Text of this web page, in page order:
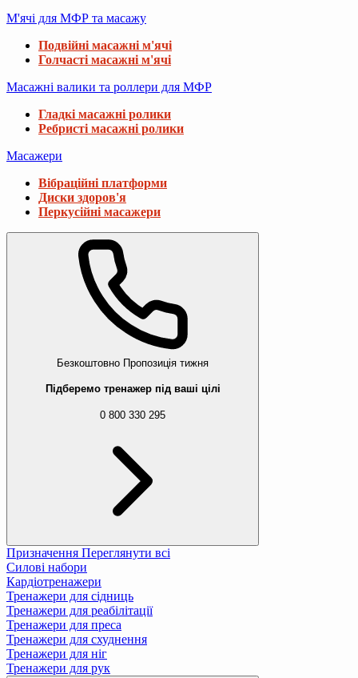
М'ячі для МФР та масажу
Подвійні масажні м'ячі
Голчасті масажні м'ячі
Масажні валики та роллери для МФР
Гладкі масажні ролики
Ребристі масажні ролики
Масажери
Вібраційні платформи
Диски здоров'я
Перкусійні масажери
Безкоштовно Пропозиція тижня
Підберемо тренажер під ваші цілі
0 800 330 295
Призначення Переглянути всі
Силові набори
Кардіотренажери
Тренажери для сідниць
Тренажери для реабілітації
Тренажери для преса
Тренажери для схуднення
Тренажери для ніг
Тренажери для рук